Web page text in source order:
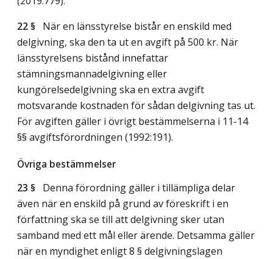
22 § När en länsstyrelse bistår en enskild med
delgivning, ska den ta ut en avgift på 500 kr. När
länsstyrelsens bistånd innefattar
stämningsmannadelgivning eller
kungörelsedelgivning ska en extra avgift
motsvarande kostnaden för sådan delgivning tas ut.
För avgiften gäller i övrigt bestämmelserna i 11-14
§§ avgiftsförordningen (1992:191).
Övriga bestämmelser
23 § Denna förordning gäller i tillämpliga delar
även när en enskild på grund av föreskrift i en
författning ska se till att delgivning sker utan
samband med ett mål eller ärende. Detsamma gäller
när en myndighet enligt 8 § delgivningslagen